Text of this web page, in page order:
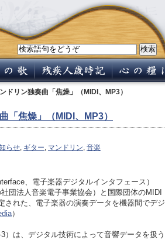
ドリン独奏曲「焦燥」（MIDI、MP3）
「焦燥」（MIDI、MP3）
らせ, ギター, マンドリン, 音楽
、電子楽器デジタルインタフェース）
団法人音楽電子事業協会）と国際団体のMIDI
された、電子楽器の演奏データを機器間でデジ
）
）は、デジタル技術によって音響データを扱う